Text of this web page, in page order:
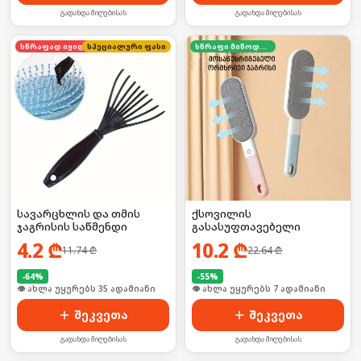
გადახდა მიღებისას გადახდა მიღებისას
სწრაფად იყიდება
სპეციალური ფასი
სავარცხლის და თმის
ჯაგრისის საწმენდი
4.2 ₾11.74₾
-64%
🛒 ბოლო 24სთ-ში იყიდა 53-მა
შეკვეთა
გადახდა მიღებისას
სწრაფი მიწოდება
ქსოვილის
გასასუფთავებელი
10.2 ₾22.64₾
-55%
🛒 ბოლო 24სთ-ში იყიდა 8-მა
შეკვეთა
გადახდა მიღებისას